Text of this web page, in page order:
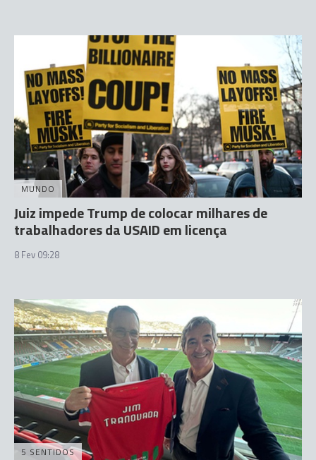
MUNDO
Juiz impede Trump de colocar milhares de
trabalhadores da USAID em licença
8 Fev 09:28
5 SENTIDOS